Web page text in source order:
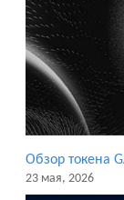
Обзор токена
23 мая, 2026